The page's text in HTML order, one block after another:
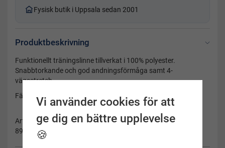
Fysisk butik i Uppsala sedan 2001
Produktbeskrivning
Funktionellt träningslinne tillverkat i 100% polyester.
Snabbtorkande och god andningsförmåga samt 4-
vägsstretch.
Färg: Svart/rosa
Artikelnummer:
890002-l44/46
Vi använder cookies för att
ge dig en bättre upplevelse
🍪